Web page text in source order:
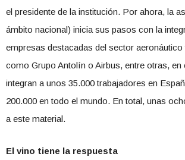
el presidente de la institución. Por ahora, la
ámbito nacional) inicia sus pasos con la
empresas destacadas del sector
como Grupo Antolín o Airbus, entre otras, en
integran a unos 35.000 trabajadores en
200.000 en todo el mundo. En total, unas
a este material.
El vino tiene la respuesta